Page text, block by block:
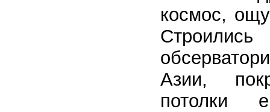
космос,
Азии,
потолки